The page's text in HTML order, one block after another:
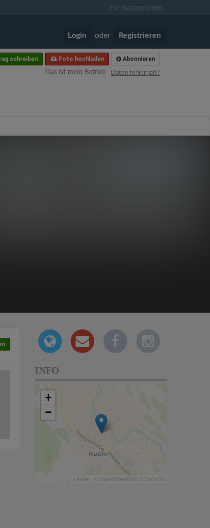
Für Gastronomen
Login oder Registrieren
Abonnieren
Foto hochladen
schreiben
Daten fehlerhaft?
Das ist mein Betrieb
INFO
+
−
Leaflet | © OpenStreetMap © CartoDB